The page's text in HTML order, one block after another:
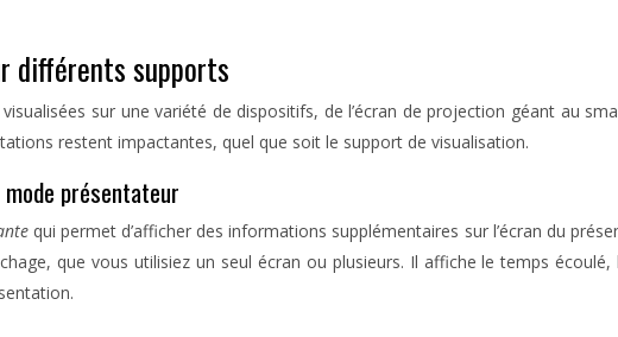
différents supports
sur une variété de dispositifs, de l’écran de projection géant au
restent impactantes, quel que soit le support de visualisation.
présentateur
qui permet d’afficher des informations supplémentaires sur l’écran du
que vous utilisiez un seul écran ou plusieurs. Il affiche le temps